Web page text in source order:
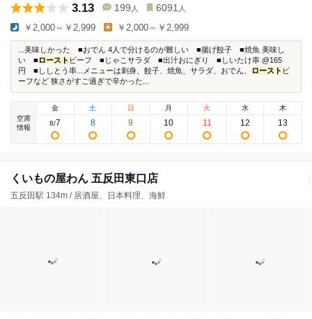
3.13 199 人 6091 人
￥2,000～￥2,999 ￥2,000～￥2,999
...美味しかった ■おでん 4人で分けるのが難しい ■揚げ餃子 ■焼魚 美味し
い ■ ロースト ビーフ ■じゃこサラダ ■出汁おにぎり ■しいたけ串 @165
円 ■ししとう串...メニューは刺身、餃子、焼魚、サラダ、おでん、
ロースト ビ
ーフなど 狭さがすご過ぎで辛かった...
空席
情報
金
8/7
土
8
日
9
月
10
火
11
水
12
木
13
くいもの屋わん 五反田東口店
五反田駅 134m / 居酒屋、日本料理、海鮮